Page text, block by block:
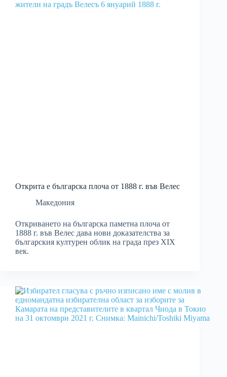
Открита e българска плоча от 1888 г. във Велес
Македония
Откриването на българска паметна плоча от
1888 г. във Велес дава нови доказателства за
българския културен облик на града през XIX
век.